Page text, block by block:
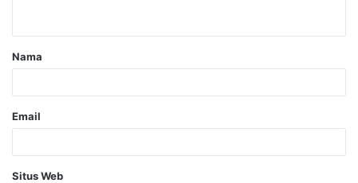
Nama
Email
Situs Web